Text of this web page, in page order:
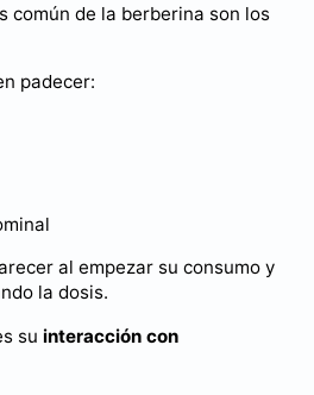
común de la berberina son los
padecer:
al empezar su consumo y
la dosis.
su interacción con